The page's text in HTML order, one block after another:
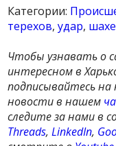
Категории:
терехов,удар,
Чтобы узнавать о
интересном в
подписывайтесь на
новости в нашем
следите за нами в
Threads,LinkedIn,